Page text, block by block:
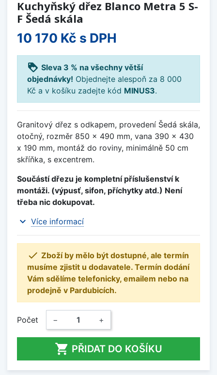
Kuchyňský dřez Blanco Metra 5 S-
F Šedá skála
10 170 Kč s DPH
loyalty Sleva 3 % na všechny větší
objednávky! Objednejte alespoň za 8 000
Kč a v košíku zadejte kód MINUS3.
Granitový dřez s odkapem, provedení Šedá skála,
otočný, rozměr 850 x 490 mm, vana 390 x 430
x 190 mm, montáž do roviny, minimálně 50 cm
skříňka, s excentrem.
Součástí dřezu je kompletní příslušenství k
montáži. (výpusť, sifon, příchytky atd.) Není
třeba nic dokupovat.
expand_more Více informací
 Zboží by mělo být dostupné, ale termín
musíme zjistit u dodavatele. Termín dodání
Vám sdělíme telefonicky, emailem nebo na
prodejně v Pardubicích.
Počet − +
 PŘIDAT DO KOŠÍKU